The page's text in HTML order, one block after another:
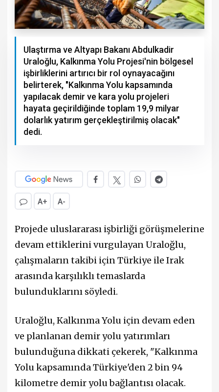
Ulaştırma ve Altyapı Bakanı Abdulkadir
Uraloğlu, Kalkınma Yolu Projesi'nin bölgesel
işbirliklerini artırıcı bir rol oynayacağını
belirterek, "Kalkınma Yolu kapsamında
yapılacak demir ve kara yolu projeleri
hayata geçirildiğinde toplam 19,9 milyar
dolarlık yatırım gerçekleştirilmiş olacak"
dedi.
A+ A-
Projede uluslararası işbirliği görüşmelerine
devam ettiklerini vurgulayan Uraloğlu,
çalışmaların takibi için Türkiye ile Irak
arasında karşılıklı temaslarda
bulunduklarını söyledi.
Uraloğlu, Kalkınma Yolu için devam eden
ve planlanan demir yolu yatırımları
bulunduğuna dikkati çekerek, "Kalkınma
Yolu kapsamında Türkiye'den 2 bin 94
kilometre demir yolu bağlantısı olacak.